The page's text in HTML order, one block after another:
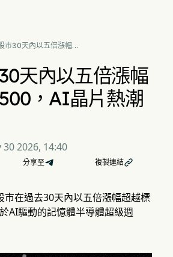
市30天內以五倍漲幅超
天內以五倍漲幅
，AI晶片熱潮
30 2026, 14:40
分享至 複製連結
市在過去30天內以五倍漲幅超越標
AI驅動的記憶體半導體超級週